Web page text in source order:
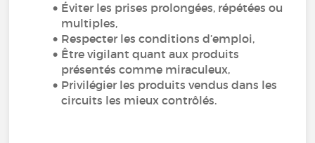
Éviter les prises prolongées, répétées ou
multiples,
Respecter les conditions d’emploi,
Être vigilant quant aux produits
présentés comme miraculeux,
Privilégier les produits vendus dans les
circuits les mieux contrôlés.